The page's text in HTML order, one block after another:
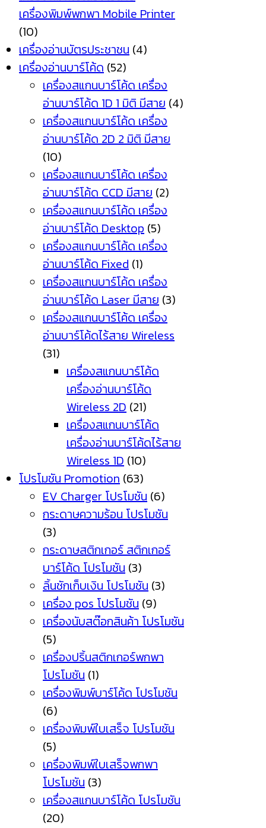
เครื่องพิมพ์พกพา Mobile Printer
(10)
เครื่องอ่านบัตรประชาชน (4)
เครื่องอ่านบาร์โค้ด (52)
เครื่องสแกนบาร์โค้ด เครื่อง
อ่านบาร์โค้ด 1D 1 มิติ มีสาย (4)
เครื่องสแกนบาร์โค้ด เครื่อง
อ่านบาร์โค้ด 2D 2 มิติ มีสาย
(10)
เครื่องสแกนบาร์โค้ด เครื่อง
อ่านบาร์โค้ด CCD มีสาย (2)
เครื่องสแกนบาร์โค้ด เครื่อง
อ่านบาร์โค้ด Desktop (5)
เครื่องสแกนบาร์โค้ด เครื่อง
อ่านบาร์โค้ด Fixed (1)
เครื่องสแกนบาร์โค้ด เครื่อง
อ่านบาร์โค้ด Laser มีสาย (3)
เครื่องสแกนบาร์โค้ด เครื่อง
อ่านบาร์โค้ดไร้สาย Wireless
(31)
เครื่องสแกนบาร์โค้ด
เครื่องอ่านบาร์โค้ด
Wireless 2D (21)
เครื่องสแกนบาร์โค้ด
เครื่องอ่านบาร์โค้ดไร้สาย
Wireless 1D (10)
โปรโมชัน Promotion (63)
EV Charger โปรโมชัน (6)
กระดาษความร้อน โปรโมชัน
(3)
กระดาษสติกเกอร์ สติกเกอร์
บาร์โค้ด โปรโมชัน (3)
ลิ้นชักเก็บเงิน โปรโมชัน (3)
เครื่อง pos โปรโมชัน (9)
เครื่องนับสต๊อกสินค้า โปรโมชัน
(5)
เครื่องปริ้นสติกเกอร์พกพา
โปรโมชัน (1)
เครื่องพิมพ์บาร์โค้ด โปรโมชัน
(6)
เครื่องพิมพ์ใบเสร็จ โปรโมชัน
(5)
เครื่องพิมพ์ใบเสร็จพกพา
โปรโมชัน (3)
เครื่องสแกนบาร์โค้ด โปรโมชัน
(20)